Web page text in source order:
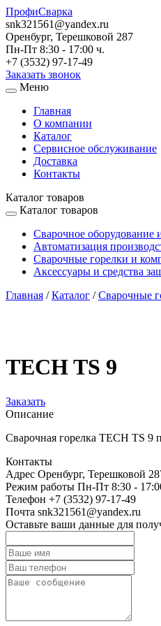
ПрофиСварка
snk321561@yandex.ru
Оренбург, Терешковой 287
Пн-Пт 8:30 - 17:00 ч.
+7 (3532) 97-17-49
Заказать звонок
Меню
Главная
О компании
Каталог
Сервисное обслуживание
Доставка
Контакты
Каталог товаров
Каталог товаров
Сварочное оборудование
Автоматизация
Сварочные горелки и
Аксессуары и средства
Главная /Каталог /Сварочные
TECH TS 9
Заказать
Описание
Сварочная горелка TECH TS 9
Контакты
Адрес Оренбург, Терешковой
Режим работы Пн-Пт 8:30 -
Телефон +7 (3532) 97-17-49
Почта snk321561@yandex.ru
Оставьте ваши данные для